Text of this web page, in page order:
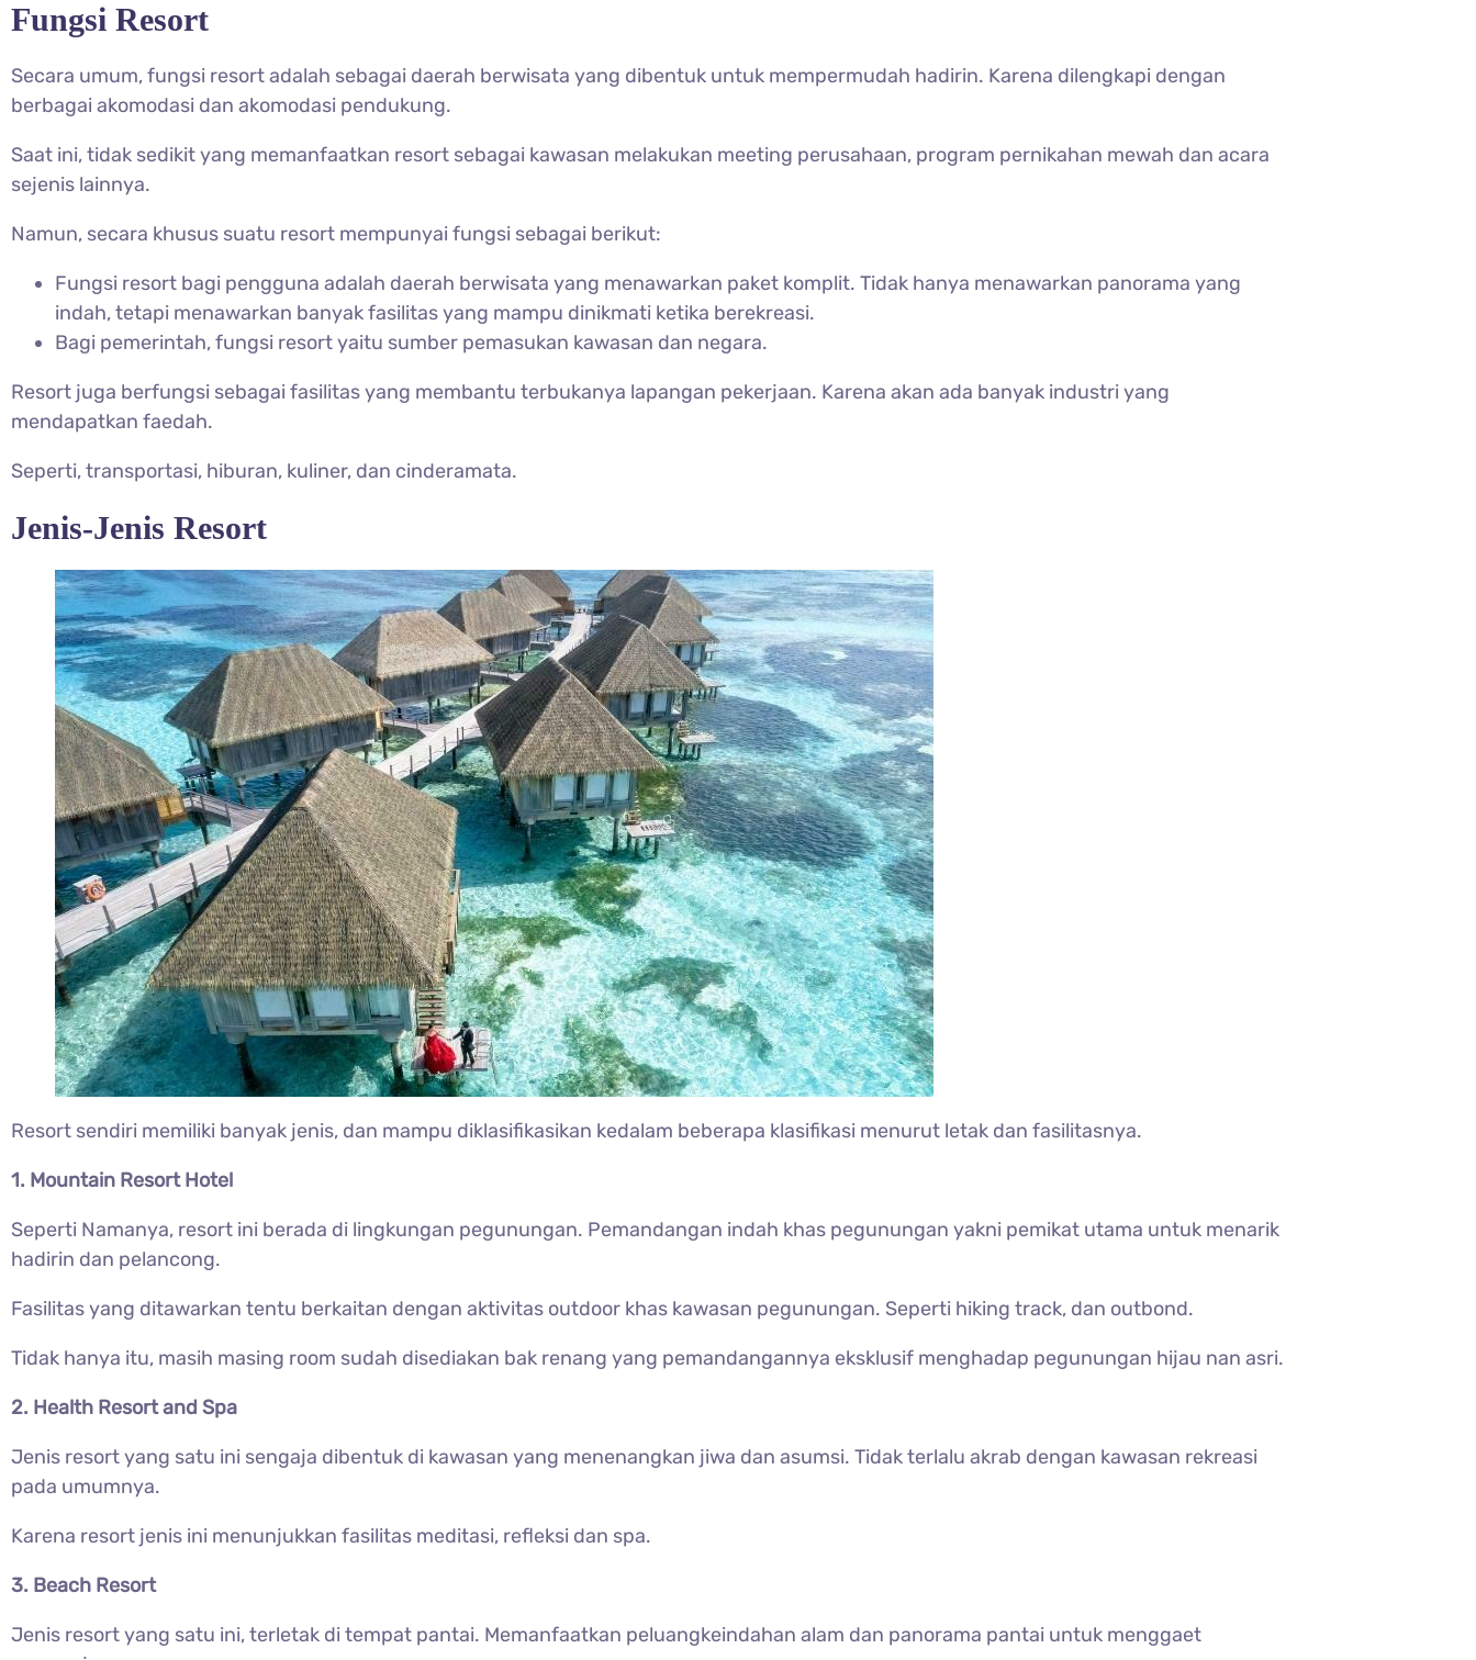
Fungsi Resort
Secara umum, fungsi resort adalah sebagai daerah berwisata yang dibentuk untuk mempermudah hadirin. Karena dilengkapi dengan
berbagai akomodasi dan akomodasi pendukung.
Saat ini, tidak sedikit yang memanfaatkan resort sebagai kawasan melakukan meeting perusahaan, program pernikahan mewah dan acara
sejenis lainnya.
Namun, secara khusus suatu resort mempunyai fungsi sebagai berikut:
Fungsi resort bagi pengguna adalah daerah berwisata yang menawarkan paket komplit. Tidak hanya menawarkan panorama yang
indah, tetapi menawarkan banyak fasilitas yang mampu dinikmati ketika berekreasi.
Bagi pemerintah, fungsi resort yaitu sumber pemasukan kawasan dan negara.
Resort juga berfungsi sebagai fasilitas yang membantu terbukanya lapangan pekerjaan. Karena akan ada banyak industri yang
mendapatkan faedah.
Seperti, transportasi, hiburan, kuliner, dan cinderamata.
Jenis-Jenis Resort
Resort sendiri memiliki banyak jenis, dan mampu diklasifikasikan kedalam beberapa klasifikasi menurut letak dan fasilitasnya.
1. Mountain Resort Hotel
Seperti Namanya, resort ini berada di lingkungan pegunungan. Pemandangan indah khas pegunungan yakni pemikat utama untuk menarik
hadirin dan pelancong.
Fasilitas yang ditawarkan tentu berkaitan dengan aktivitas outdoor khas kawasan pegunungan. Seperti hiking track, dan outbond.
Tidak hanya itu, masih masing room sudah disediakan bak renang yang pemandangannya eksklusif menghadap pegunungan hijau nan asri.
2. Health Resort and Spa
Jenis resort yang satu ini sengaja dibentuk di kawasan yang menenangkan jiwa dan asumsi. Tidak terlalu akrab dengan kawasan rekreasi
pada umumnya.
Karena resort jenis ini menunjukkan fasilitas meditasi, refleksi dan spa.
3. Beach Resort
Jenis resort yang satu ini, terletak di tempat pantai. Memanfaatkan peluangkeindahan alam dan panorama pantai untuk menggaet